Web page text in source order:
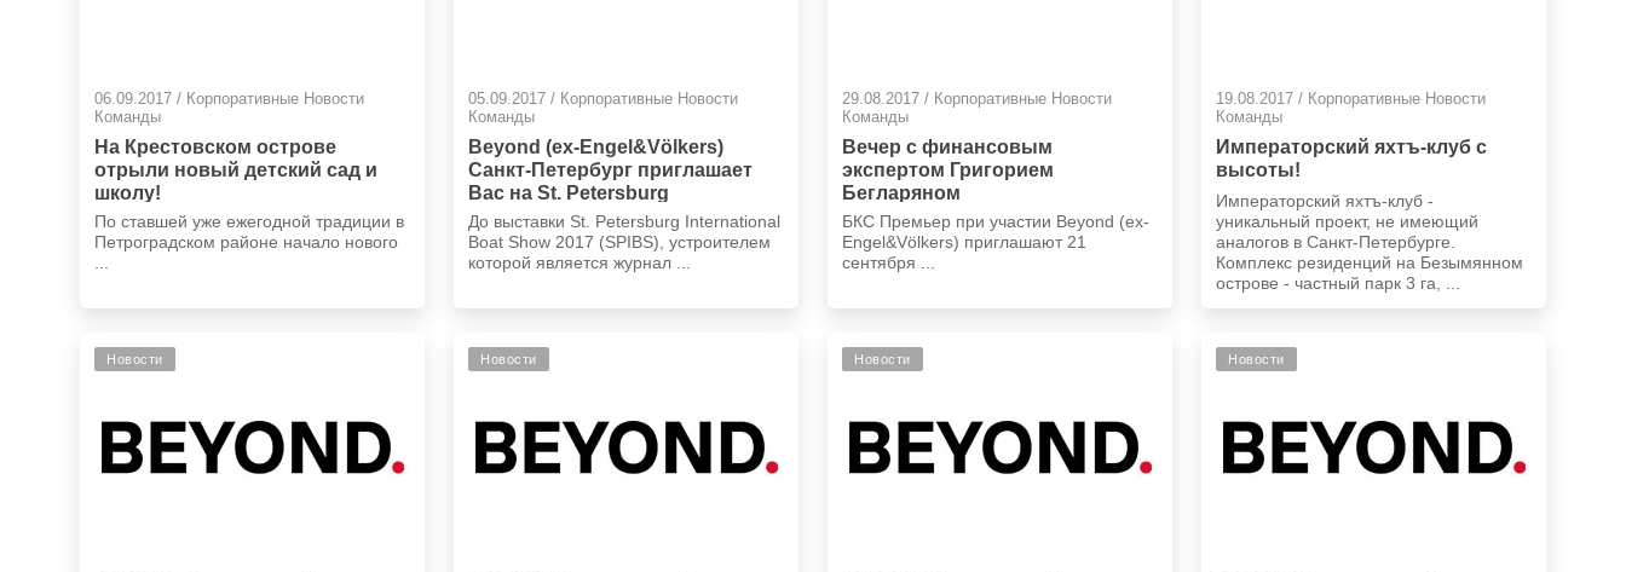
06.09.2017 / Корпоративные Новости
Команды
На Крестовском острове
отрыли новый детский сад и
школу!
По ставшей уже ежегодной традиции в
Петроградском районе начало нового
05.09.2017 / Корпоративные Новости
Команды
Beyond (ex-Engel&Völkers)
Санкт-Петербург приглашает
Вас на St. Petersburg
International Boat Show 2017
(SPIBS)!
До выставки St. Petersburg International
Boat Show 2017 (SPIBS), устроителем
которой является журнал ...
29.08.2017 / Корпоративные Новости
Команды
Вечер с финансовым
экспертом Григорием
Бегларяном
БКС Премьер при участии Beyond (ex-
Engel&Völkers) приглашают 21
сентября ...
19.08.2017 / Корпоративные Новости
Команды
Императорский яхтъ-клуб с
высоты!
Императорский яхтъ-клуб -
уникальный проект, не имеющий
аналогов в Санкт-Петербурге.
Комплекс резиденций на Безымянном
острове - частный парк 3 га, ...
Новости Новости Новости Новости